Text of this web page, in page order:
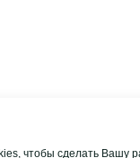
чтобы сделать Вашу